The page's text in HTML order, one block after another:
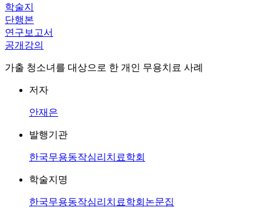
학술지
단행본
연구보고서
공개강의
가출 청소녀를 대상으로 한 개인 무용치료 사례
저자
안재은
발행기관
한국무용동작심리치료학회
학술지명
한국무용동작심리치료학회논문집